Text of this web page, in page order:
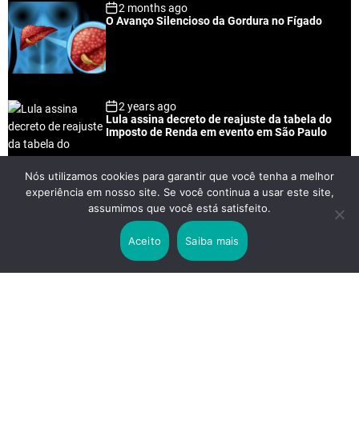
2 months ago
O Avanço Silencioso da Gordura no Fígado
2 years ago
Lula assina decreto de reajuste da tabela do
Imposto de Renda em evento em São Paulo
2 years ago
Lei Rouanet e Petrobras financiam evento em
que Lula pediu votos para Boulos
Nós utilizamos cookies para garantir que você tenha a melhor
experiência em nosso site. Se você continua a usar este site,
assumimos que você está satisfeito.
Aceito Saiba mais